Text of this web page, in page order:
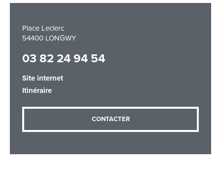
Place Leclerc
54400 LONGWY
03 82 24 94 54
Site internet
Itinéraire
CONTACTER
Téléphone
Adresse email
Message*